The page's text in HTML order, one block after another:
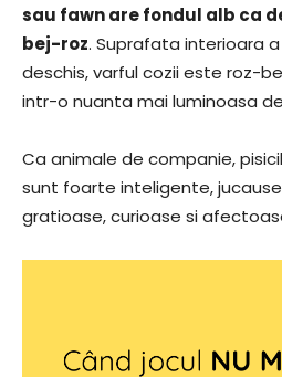
sau fawn are fondul alb ca
bej-roz. Suprafata interioara
deschis, varful cozii este roz-
intr-o nuanta mai luminoasa
Ca animale de companie,
sunt foarte inteligente,
gratioase, curioase si